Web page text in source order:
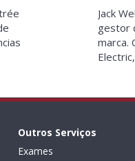
Jack
gestor
marca.
Outros Serviços
Exames